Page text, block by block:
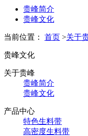
贵峰简介
贵峰文化
当前位置： 首页 >关于
贵峰文化
关于贵峰
贵峰简介
贵峰文化
产品中心
特色生料带
高密度生料带